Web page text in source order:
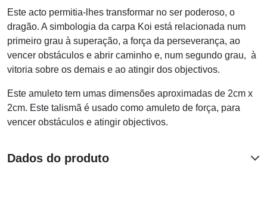
Este acto permitia-lhes transformar no ser poderoso, o
dragão. A simbologia da carpa Koi está relacionada num
primeiro grau à superação, a força da perseverança, ao
vencer obstáculos e abrir caminho e, num segundo grau, à
vitoria sobre os demais e ao atingir dos objectivos.
Este amuleto tem umas dimensões aproximadas de 2cm x
2cm. Este talismã é usado como amuleto de força, para
vencer obstáculos e atingir objectivos.
Dados do produto